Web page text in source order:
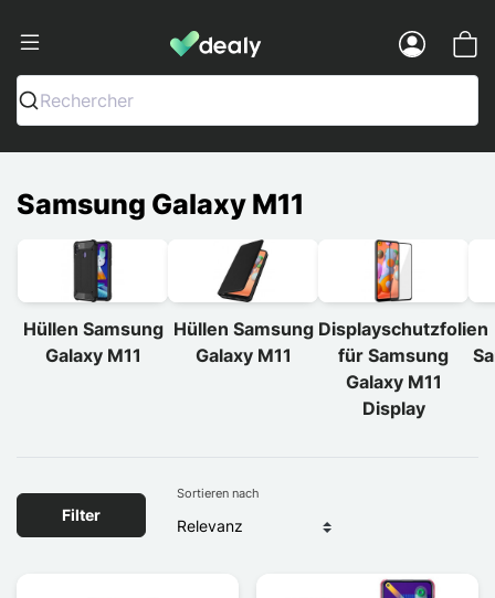
Dealy - Hüllen und Zubehör für
Rechercher
Samsung Galaxy M11
Hüllen Samsung
Galaxy M11
Hüllen Samsung
Galaxy M11
Displayschutzfolien
für Samsung
Galaxy M11
Display
Filter
Sortieren nach